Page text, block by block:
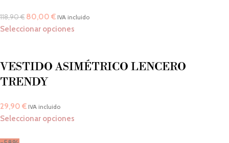
118,90€ 80,00 € IVA incluido
Seleccionar opciones
VESTIDO ASIMÉTRICO LENCERO
TRENDY
29,90 € IVA incluido
Seleccionar opciones